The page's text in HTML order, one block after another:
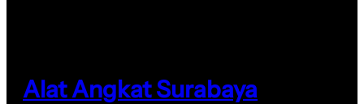
Alat Angkat Surabaya